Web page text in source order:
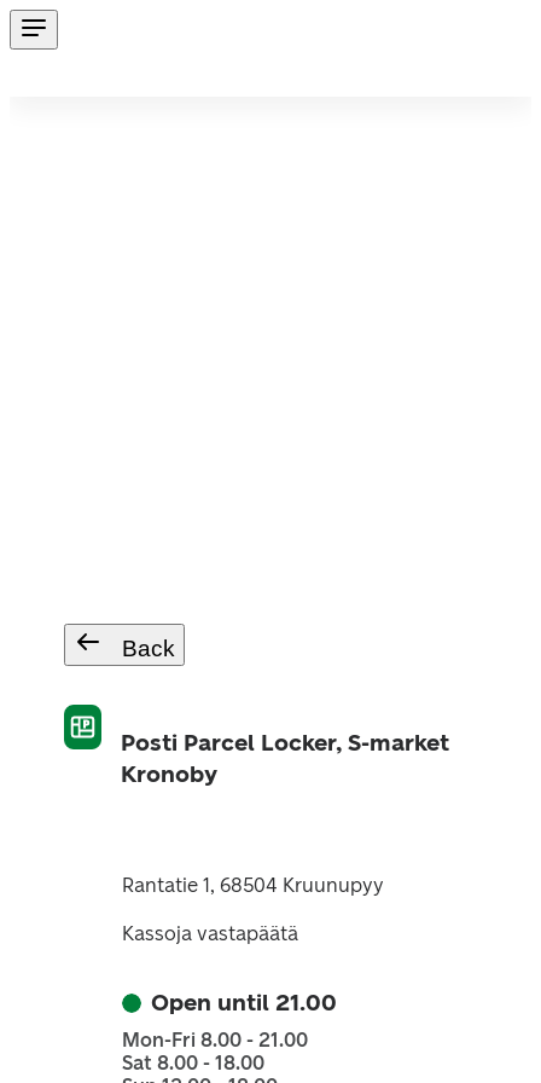
Back
Posti Parcel Locker, S-market
Kronoby
Rantatie 1, 68504 Kruunupyy
Kassoja vastapäätä
Open until 21.00
Mon-Fri 8.00 - 21.00
Sat 8.00 - 18.00